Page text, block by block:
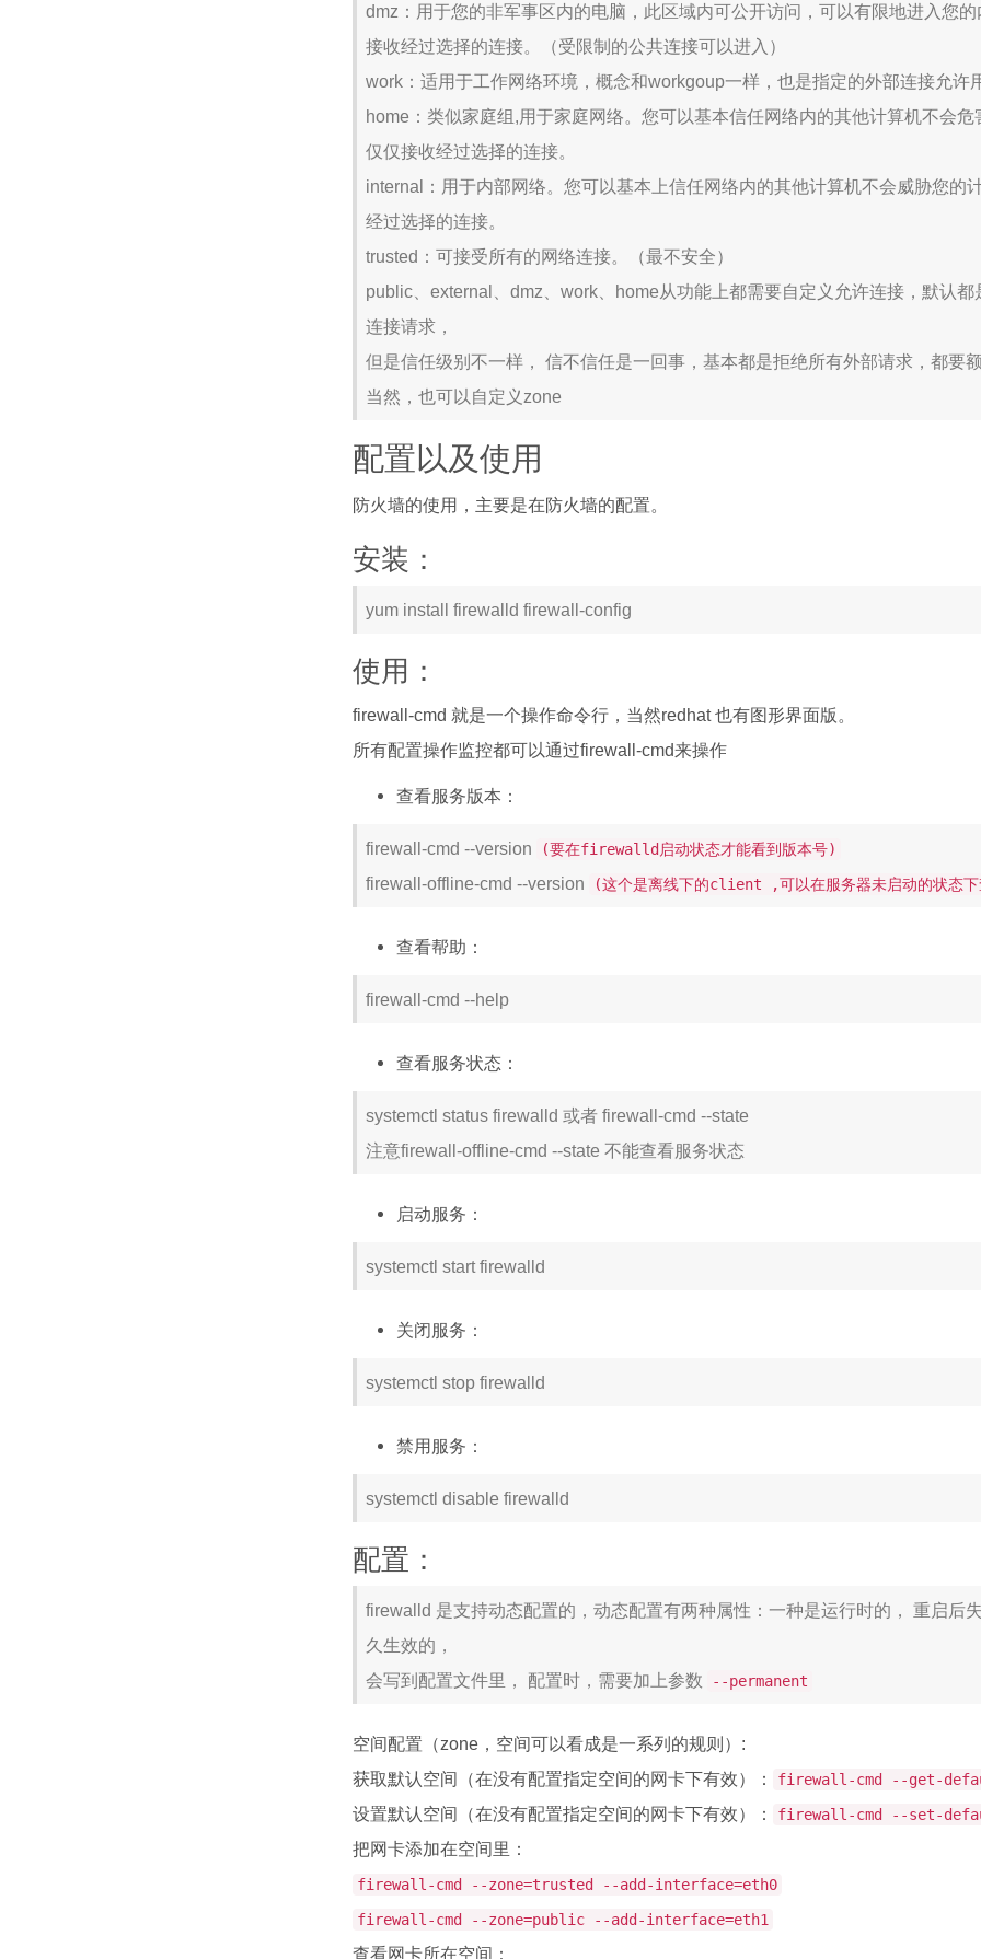
dmz：用于您的非军事区内的电脑，此区域内可公开访问，可以有限地进入您的
接收经过选择的连接。（受限制的公共连接可以进入）
work：适用于工作网络环境，概念和workgoup一样，也是指定的外部连接允许
home：类似家庭组,用于家庭网络。您可以基本信任网络内的其他计算机不会危
仅仅接收经过选择的连接。
internal：用于内部网络。您可以基本上信任网络内的其他计算机不会威胁您的
经过选择的连接。
trusted：可接受所有的网络连接。（最不安全）
public、external、dmz、work、home从功能上都需要自定义允许连接，默认都
连接请求，
但是信任级别不一样， 信不信任是一回事，基本都是拒绝所有外部请求，都要
当然，也可以自定义zone
配置以及使用
防火墙的使用，主要是在防火墙的配置。
安装：
yum install firewalld firewall-config
使用：
firewall-cmd 就是一个操作命令行，当然redhat 也有图形界面版。
所有配置操作监控都可以通过firewall-cmd来操作
查看服务版本：
firewall-cmd --version (要在firewalld启动状态才能看到版本号)
firewall-offline-cmd --version (这个是离线下的client ,可以在服务器未启动的状态下
查看帮助：
firewall-cmd --help
查看服务状态：
systemctl status firewalld 或者 firewall-cmd --state
注意firewall-offline-cmd --state 不能查看服务状态
启动服务：
systemctl start firewalld
关闭服务：
systemctl stop firewalld
禁用服务：
systemctl disable firewalld
配置：
firewalld 是支持动态配置的，动态配置有两种属性：一种是运行时的， 重启后
久生效的，
会写到配置文件里， 配置时，需要加上参数
--permanent
空间配置（zone，空间可以看成是一系列的规则）:
获取默认空间（在没有配置指定空间的网卡下有效）：
firewall-cmd --get-
设置默认空间（在没有配置指定空间的网卡下有效）： firewall-cmd --set-
把网卡添加在空间里：
firewall-cmd --zone=trusted --add-interface=eth0
firewall-cmd --zone=public --add-interface=eth1
查看网卡所在空间：